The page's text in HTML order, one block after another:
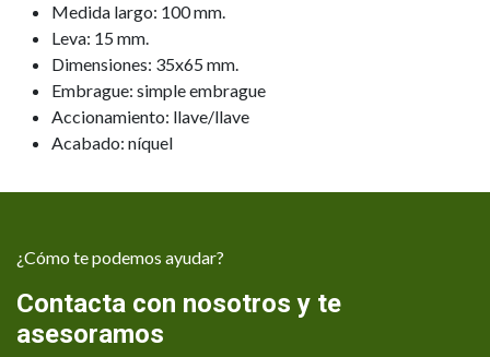
Medida largo: 100 mm.
Leva: 15 mm.
Dimensiones: 35x65 mm.
Embrague: simple embrague
Accionamiento: llave/llave
Acabado: níquel
¿Cómo te podemos ayudar?
Contacta con nosotros y te
asesoramos